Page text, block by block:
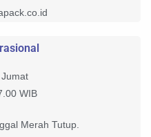
WIB
Merah Tutup.